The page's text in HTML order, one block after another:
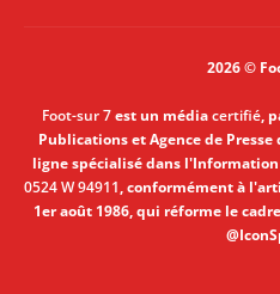
2026 ©
Foot-sur 7est un médiacertifié,
Publications et Agence de Presse
ligne spécialisé dans
0524 W 94911, conformément à
1er août 1986, qui réforme le